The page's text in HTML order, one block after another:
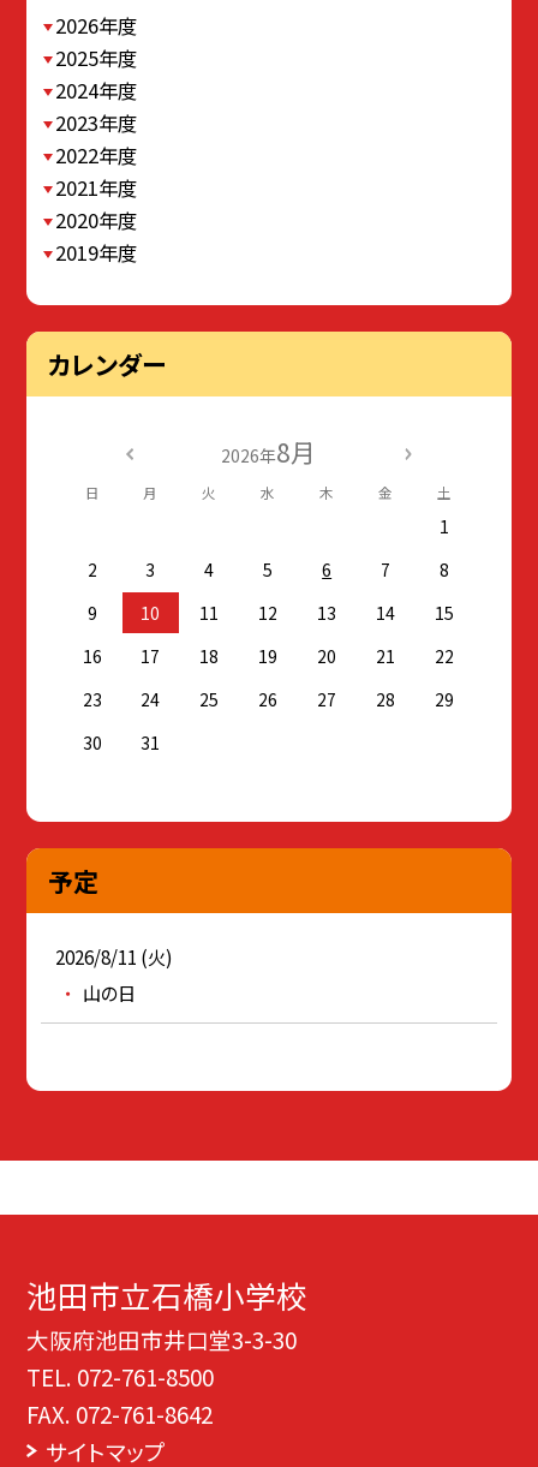
2026年度
2025年度
2024年度
2023年度
2022年度
2021年度
2020年度
2019年度
カレンダー
2026年8月
日 月 火 水 木 金 土
1
2
3 4 5 6 7
8
9
10 11 12 13 14
15
16
17 18 19 20 21
22
23
24 25 26 27 28
29
30
31
予定
2026/8/11 (火)
山の日
池田市立石橋小学校
大阪府池田市井口堂3-3-30
TEL. 072-761-8500
FAX. 072-761-8642
サイトマップ